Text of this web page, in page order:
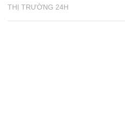
THỊ TRƯỜNG 24H